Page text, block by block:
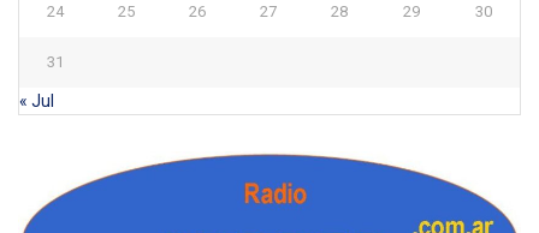
24 25 26 27 28 29 30
31
« Jul